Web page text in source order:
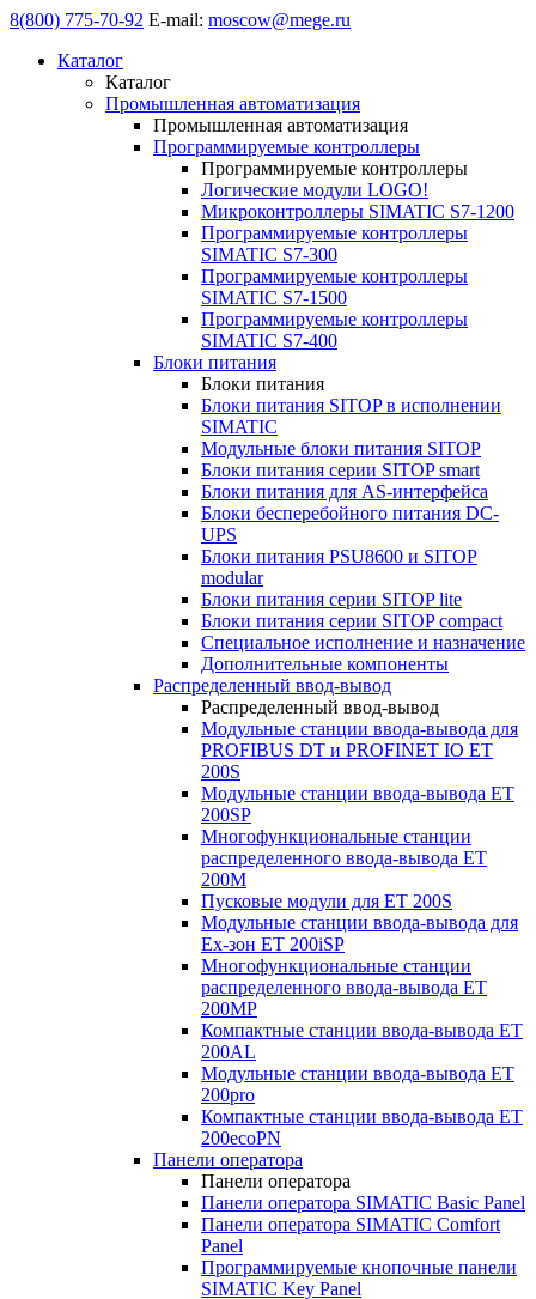
8(800) 775-70-92 E-mail: moscow@mege.ru
Каталог
Каталог
Промышленная автоматизация
Промышленная автоматизация
Программируемые контроллеры
Программируемые контроллеры
Логические модули LOGO!
Микроконтроллеры SIMATIC S7-1200
Программируемые контроллеры
SIMATIC S7-300
Программируемые контроллеры
SIMATIC S7-1500
Программируемые контроллеры
SIMATIC S7-400
Блоки питания
Блоки питания
Блоки питания SITOP в исполнении
SIMATIC
Модульные блоки питания SITOP
Блоки питания серии SITOP smart
Блоки питания для AS-интерфейса
Блоки бесперебойного питания DC-
UPS
Блоки питания PSU8600 и SITOP
modular
Блоки питания серии SITOP lite
Блоки питания серии SITOP compact
Специальное исполнение и назначение
Дополнительные компоненты
Распределенный ввод-вывод
Распределенный ввод-вывод
Модульные станции ввода-вывода для
PROFIBUS DT и PROFINET IO ET
200S
Модульные станции ввода-вывода ET
200SP
Многофункциональные станции
распределенного ввода-вывода ET
200M
Пусковые модули для ET 200S
Модульные станции ввода-вывода для
Ex-зон ET 200iSP
Многофункциональные станции
распределенного ввода-вывода ET
200MP
Компактные станции ввода-вывода ET
200AL
Модульные станции ввода-вывода ET
200pro
Компактные станции ввода-вывода ET
200ecoPN
Панели оператора
Панели оператора
Панели оператора SIMATIC Basic Panel
Панели оператора SIMATIC Comfort
Panel
Программируемые кнопочные панели
SIMATIC Key Panel